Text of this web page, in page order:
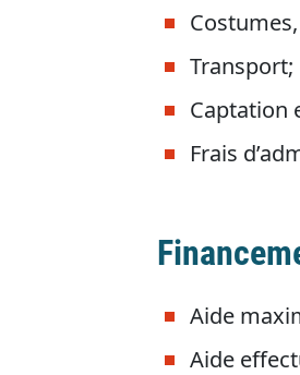
Transport;
Captation
Frais
Aide
Aide